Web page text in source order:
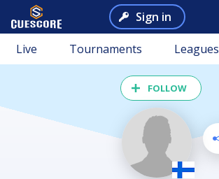
Sign in
Live Tournaments Leagues
FOLLOW